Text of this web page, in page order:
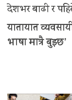
देशभर बाढी र
यातायात
भाषा मात्रै बुझ्छ’